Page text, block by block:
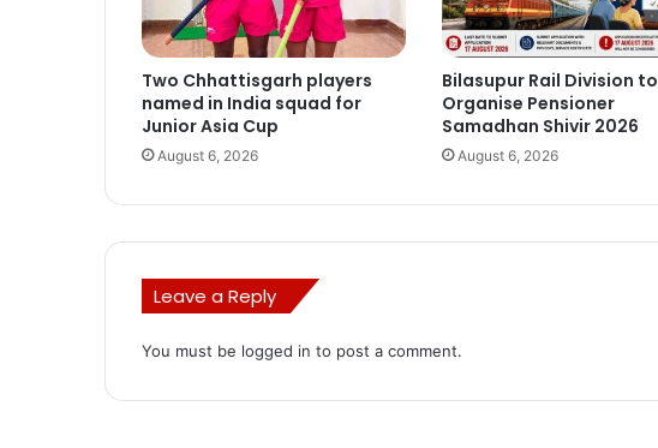
Two Chhattisgarh players
named in India squad for
Junior Asia Cup
August 6, 2026
Bilasupur Rail Division to
Organise Pensioner
Samadhan Shivir 2026
August 6, 2026
Leave a Reply
You must be logged in to post a comment.